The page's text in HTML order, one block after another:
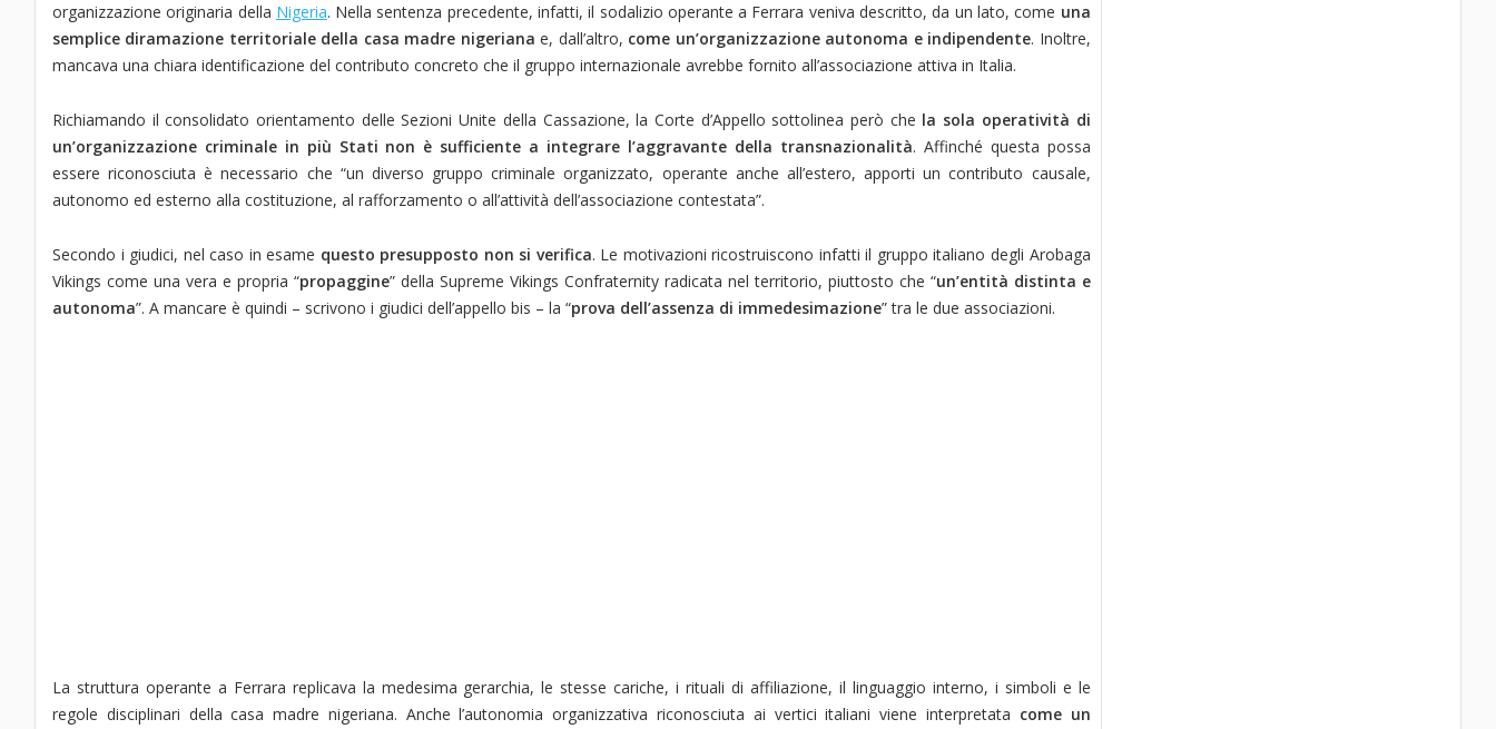
organizzazione originaria della Nigeria. Nella sentenza precedente, infatti, il sodalizio operante a Ferrara veniva descritto, da un lato, come una
semplice diramazione territoriale della casa madre nigeriana e, dall’altro, come un’organizzazione autonoma e indipendente. Inoltre,
mancava una chiara identificazione del contributo concreto che il gruppo internazionale avrebbe fornito all’associazione attiva in Italia.
Richiamando il consolidato orientamento delle Sezioni Unite della Cassazione, la Corte d’Appello sottolinea però che la sola operatività di
un’organizzazione criminale in più Stati non è sufficiente a integrare l’aggravante della transnazionalità. Affinché questa possa
essere riconosciuta è necessario che “un diverso gruppo criminale organizzato, operante anche all’estero, apporti un contributo causale,
autonomo ed esterno alla costituzione, al rafforzamento o all’attività dell’associazione contestata”.
Secondo i giudici, nel caso in esame questo presupposto non si verifica. Le motivazioni ricostruiscono infatti il gruppo italiano degli Arobaga
Vikings come una vera e propria “propaggine” della Supreme Vikings Confraternity radicata nel territorio, piuttosto che “un’entità distinta e
autonoma”. A mancare è quindi – scrivono i giudici dell’appello bis – la “prova dell’assenza di immedesimazione” tra le due associazioni.
La struttura operante a Ferrara replicava la medesima gerarchia, le stesse cariche, i rituali di affiliazione, il linguaggio interno, i simboli e le
regole disciplinari della casa madre nigeriana. Anche l’autonomia organizzativa riconosciuta ai vertici italiani viene interpretata come un